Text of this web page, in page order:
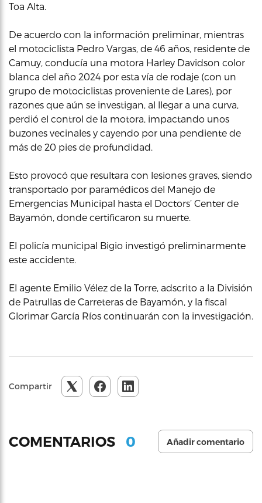
Toa Alta.
De acuerdo con la información preliminar, mientras
el motociclista Pedro Vargas, de 46 años, residente de
Camuy, conducía una motora Harley Davidson color
blanca del año 2024 por esta vía de rodaje (con un
grupo de motociclistas proveniente de Lares), por
razones que aún se investigan, al llegar a una curva,
perdió el control de la motora, impactando unos
buzones vecinales y cayendo por una pendiente de
más de 20 pies de profundidad.
Esto provocó que resultara con lesiones graves, siendo
transportado por paramédicos del Manejo de
Emergencias Municipal hasta el Doctors’ Center de
Bayamón, donde certificaron su muerte.
El policía municipal Bigio investigó preliminarmente
este accidente.
El agente Emilio Vélez de la Torre, adscrito a la División
de Patrullas de Carreteras de Bayamón, y la fiscal
Glorimar García Ríos continuarán con la investigación.
Compartir
COMENTARIOS 0 Añadir comentario